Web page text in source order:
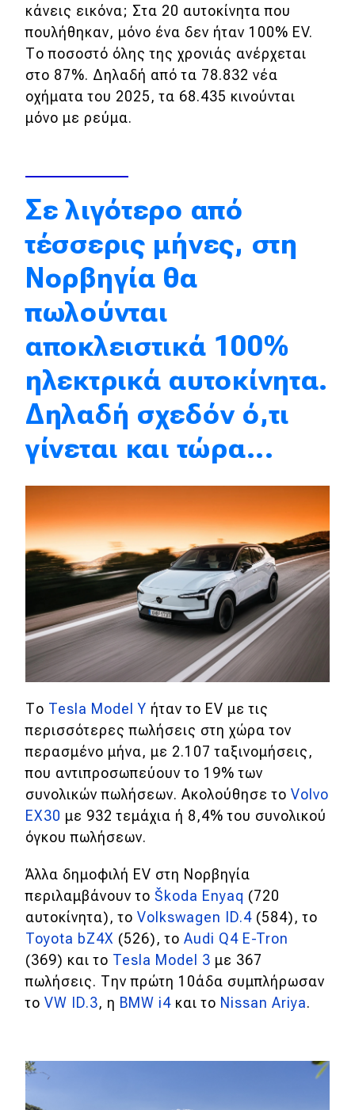
Ασφάλεια
Αγορά
Απόψεις
Test Drive
Αποστολή
Συγκρίνουμε
Αγώνες
Formula 1
WRC
Motorsport
Eco
Τεχνολογία
Mobility
Σταθμοί φόρτισης
Classic
DRIVE Away
MOTO
Μεταχειρισμένο
Οδηγός αγοράς
Συμβουλές
Χρηστικά
Συμβουλές
κάνεις εικόνα; Στα 20 αυτοκίνητα που
πουλήθηκαν, μόνο ένα δεν ήταν 100% EV.
Το ποσοστό όλης της χρονιάς ανέρχεται
στο 87%. Δηλαδή από τα 78.832 νέα
οχήματα του 2025, τα 68.435 κινούνται
μόνο με ρεύμα.
Σε λιγότερο από
τέσσερις μήνες, στη
Νορβηγία θα
πωλούνται
αποκλειστικά 100%
ηλεκτρικά αυτοκίνητα.
Δηλαδή σχεδόν ό,τι
γίνεται και τώρα...
Το Tesla Model Y ήταν το EV με τις
περισσότερες πωλήσεις στη χώρα τον
περασμένο μήνα, με 2.107 ταξινομήσεις,
που αντιπροσωπεύουν το 19% των
συνολικών πωλήσεων. Ακολούθησε το Volvo
EX30 με 932 τεμάχια ή 8,4% του συνολικού
όγκου πωλήσεων.
Άλλα δημοφιλή EV στη Νορβηγία
περιλαμβάνουν το Škoda Enyaq (720
αυτοκίνητα), το Volkswagen ID.4 (584), το
Toyota bZ4X (526), το Audi Q4 E-Tron
(369) και το Tesla Model 3 με 367
πωλήσεις. Την πρώτη 10άδα συμπλήρωσαν
το VW ID.3, η BMW i4 και το Nissan Ariya.